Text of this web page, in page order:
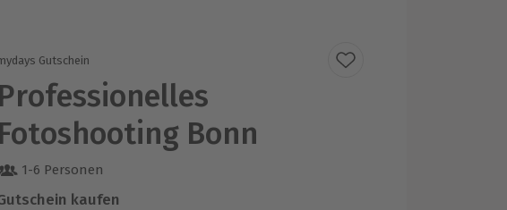
Gutschein
Professionelles
Fotoshooting Bonn
1-6 Personen
kaufen